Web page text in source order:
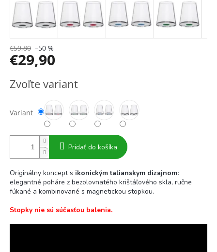
€59,80 –50 %
€29,90
cena:
Zvoľte variant
Variant
Pridať do košíka
Originálny koncept s ikonickým talianskym dizajnom:
elegantné poháre z bezolovnatého krištáľového skla, ručne
fúkané a kombinované s magnetickou stopkou.
Stopky nie sú súčasťou balenia.